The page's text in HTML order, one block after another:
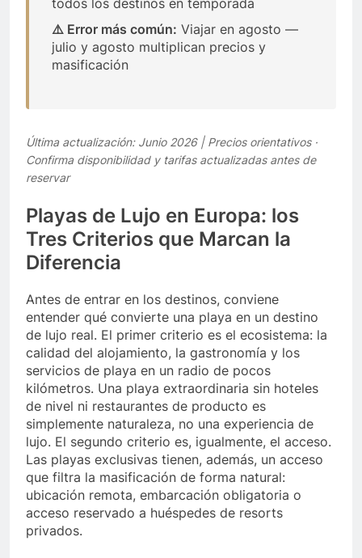
⚠️ Error más común: Viajar en agosto —
julio y agosto multiplican precios y
masificación
Última actualización: Junio 2026 | Precios orientativos ·
Confirma disponibilidad y tarifas actualizadas antes de
reservar
Playas de Lujo en Europa: los
Tres Criterios que Marcan la
Diferencia
Antes de entrar en los destinos, conviene
entender qué convierte una playa en un destino
de lujo real. El primer criterio es el ecosistema: la
calidad del alojamiento, la gastronomía y los
servicios de playa en un radio de pocos
kilómetros. Una playa extraordinaria sin hoteles
de nivel ni restaurantes de producto es
simplemente naturaleza, no una experiencia de
lujo. El segundo criterio es, igualmente, el acceso.
Las playas exclusivas tienen, además, un acceso
que filtra la masificación de forma natural:
ubicación remota, embarcación obligatoria o
acceso reservado a huéspedes de resorts
privados.